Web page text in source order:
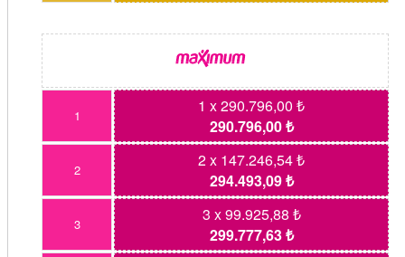
1
1 x 290.796,00 ₺
290.796,00 ₺
2
2 x 147.246,54 ₺
294.493,09 ₺
3
3 x 99.925,88 ₺
299.777,63 ₺